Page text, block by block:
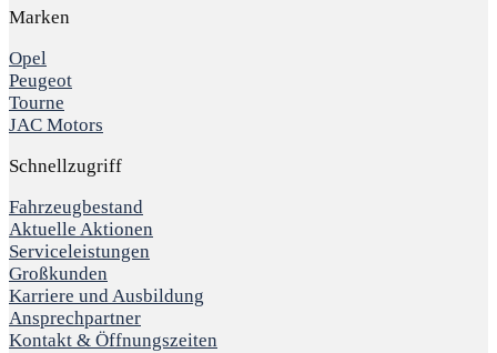
Marken
Opel
Peugeot
Tourne
JAC Motors
Schnellzugriff
Fahrzeugbestand
Aktuelle Aktionen
Serviceleistungen
Großkunden
Karriere und Ausbildung
Ansprechpartner
Kontakt & Öffnungszeiten